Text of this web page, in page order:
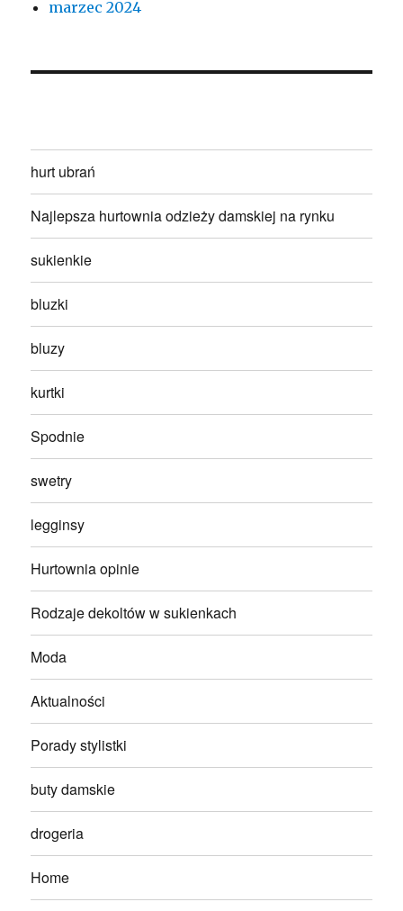
marzec 2024
hurt ubrań
Najlepsza hurtownia odzieży damskiej na rynku
sukienkie
bluzki
bluzy
kurtki
Spodnie
swetry
legginsy
Hurtownia opinie
Rodzaje dekoltów w sukienkach
Moda
Aktualności
Porady stylistki
buty damskie
drogeria
Home